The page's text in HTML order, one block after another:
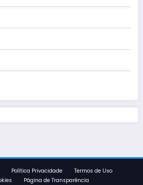
Política Privacidade
Termos de Uso
Página de Transparência